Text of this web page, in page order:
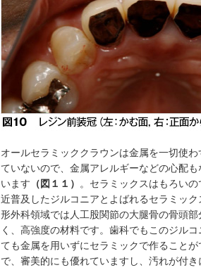
オールセラミッククラウンは金属を一切使
ていないので、金属アレルギーなどの心配
います （図１１）
。セラミックスはもろい
近普及したジルコニアとよばれるセラミッ
形外科領域では人工股関節の大腿骨の骨頭
く、高強度の材料です。歯科でもこのジル
ても金属を用いずにセラミックで作ること
で、審美的にも優れていますし、汚れが付